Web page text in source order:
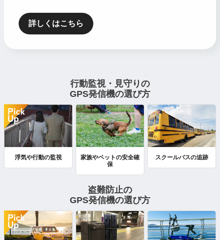
詳しくはこちら
行動監視・見守りの
GPS発信機の選び方
浮気や行動の監視
家族やペットの安全確
保
スクールバスの追跡
盗難防止の
GPS発信機の選び方